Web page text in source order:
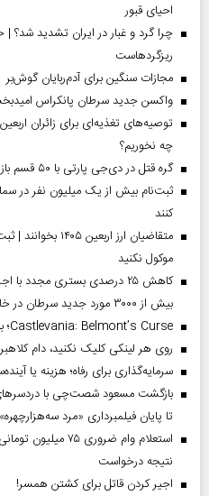
احیای قبور
چرا گرد و غبار در ایران تشدید شد؟ |
ریزگردهاست
مجازات سنگین برای آدم‌ربایان گوش‌بر
واکسن جدید سرطان پانکراس
چه نخوریم؟
گره قتل در دی‌جی پارتی با ۵۰ قسم باز می‌شود
ثبت‌نام بیش از یک میلیون نفر در
کنند
متقاضیان ارز
موکول نکنید
کاهش ۲۵ درصدی بستری مجدد
بیش از ۳۰۰۰ مورد جدید سرطان در خانواده بیماران
Castlevania: Belmont’s Curse؛ بازگشت باشکوه شکارچیان خون‌آشام
روی هر لینکی کلیک نکنید، دام
سرمایه‌گذاری برای رفاه؛ هزینه یا
بازگشت مسعود شصت‌چی با دردسر‌های
تا پایان فیلمبرداری «مرد سه‌هزارچهره»
استعلام وام
نتیجه درخواست
اجیر کردن قاتل برای کشتن همسر!